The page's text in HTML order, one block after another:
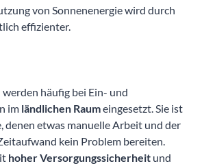
von Sonnenenergie wird durch
effizienter.
häufig bei Ein- und
im ländlichen Raumeingesetzt. Sie ist
denen etwas manuelle Arbeit und der
kein Problem bereiten.
hoher Versorgungssicherheit und